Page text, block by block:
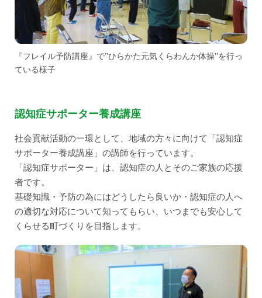
『フレイル予防講座』で’’ひらかた元気くらわんか体操’’を行っ
ている様子
認知症サポーター養成講座
社会貢献活動の一環として、地域の方々に向けて「認知症
サポーター養成講座」の講師を行っています。
「認知症サポーター」は、認知症の人とそのご家族の応援
者です。
基礎知識・予防の為にはどうしたら良いか・認知症の人へ
の適切な対応について知ってもらい、いつまでも安心して
くらせる町づくりを目指します。